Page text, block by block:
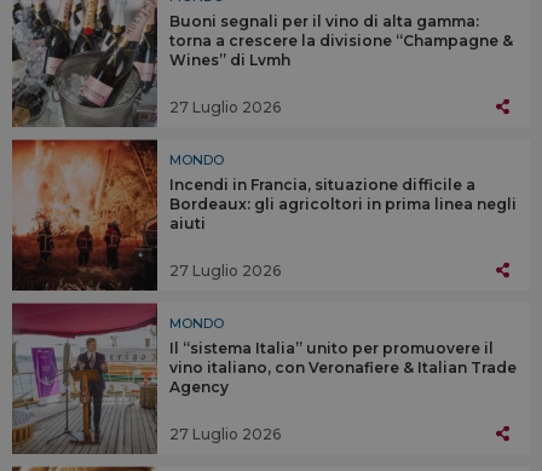
Buoni segnali per il vino di alta gamma:
torna a crescere la divisione “Champagne &
Wines” di Lvmh
27 Luglio 2026
MONDO
Incendi in Francia, situazione difficile a
Bordeaux: gli agricoltori in prima linea negli
aiuti
27 Luglio 2026
MONDO
Il “sistema Italia” unito per promuovere il
vino italiano, con Veronafiere & Italian Trade
Agency
27 Luglio 2026